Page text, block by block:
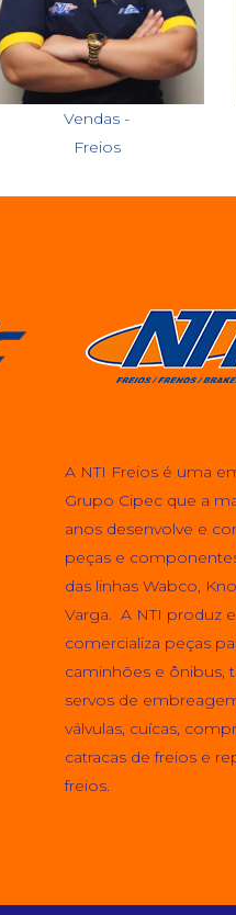
Vendas -
Freios
A NTI Freios é uma
Grupo Cipec que a
anos desenvolve e
peças e
das linhas Wabco,
Varga. A NTI produz e
comercializa peças
caminhões e ônibus,
servos de
válvulas, cuícas,
catracas de freios e
freios.